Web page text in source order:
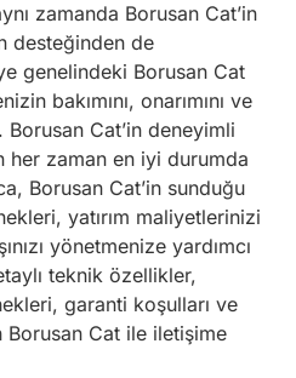
zamanda Borusan Cat’in
desteğinden de
genelindeki Borusan Cat
bakımını, onarımını ve
Borusan Cat’in deneyimli
her zaman en iyi durumda
Borusan Cat’in sunduğu
yatırım maliyetlerinizi
yönetmenize yardımcı
teknik özellikler,
garanti koşulları ve
Cat ile iletişime